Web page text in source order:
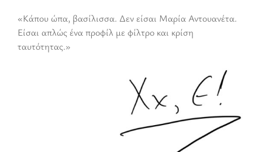
«Κάπου ώπα, βασίλισσα. Δεν είσαι Μαρία Αντουανέτα.
Είσαι απλώς ένα προφίλ με φίλτρο και κρίση
ταυτότητας.»